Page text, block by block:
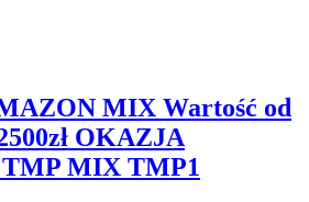
MIX Wartość od
OKAZJA
MIX TMP1